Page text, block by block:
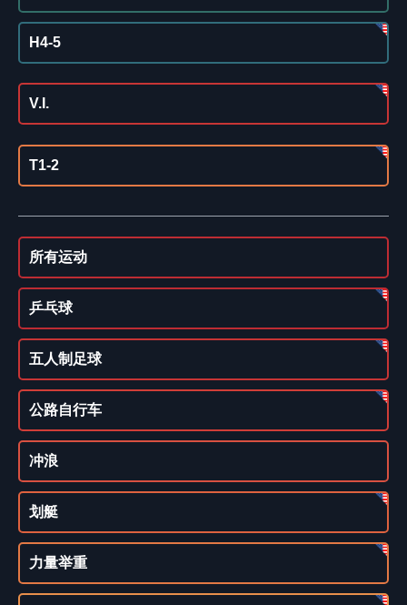
H4-5
V.I.
T1-2
所有运动
乒乓球
五人制足球
公路自行车
冲浪
划艇
力量举重